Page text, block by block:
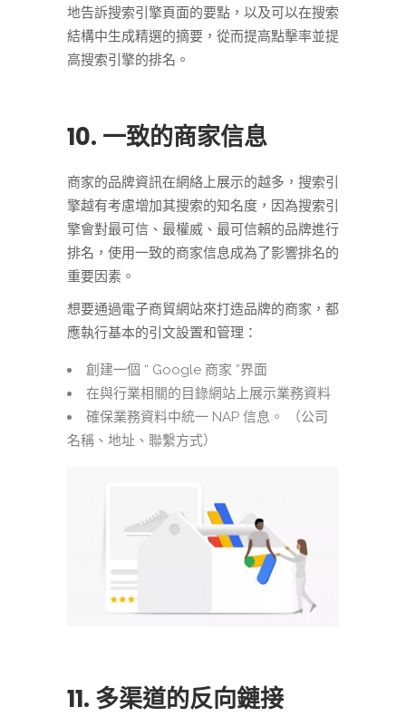
地告訴搜索引擎頁面的要點，以及可以在搜索
結構中生成精選的摘要，從而提高點擊率並提
高搜索引擎的排名。
10. 一致的商家信息
商家的品牌資訊在網絡上展示的越多，搜索引
擎越有考慮增加其搜索的知名度，因為搜索引
擎會對最可信、最權威、最可信賴的品牌進行
排名，使用一致的商家信息成為了影響排名的
重要因素。
想要通過電子商貿網站來打造品牌的商家，都
應執行基本的引文設置和管理：
創建一個 “ Google 商家 ”界面
在與行業相關的目錄網站上展示業務資料
確保業務資料中統一 NAP 信息。 （公司
名稱、地址、聯繫方式）
11. 多渠道的反向鏈接